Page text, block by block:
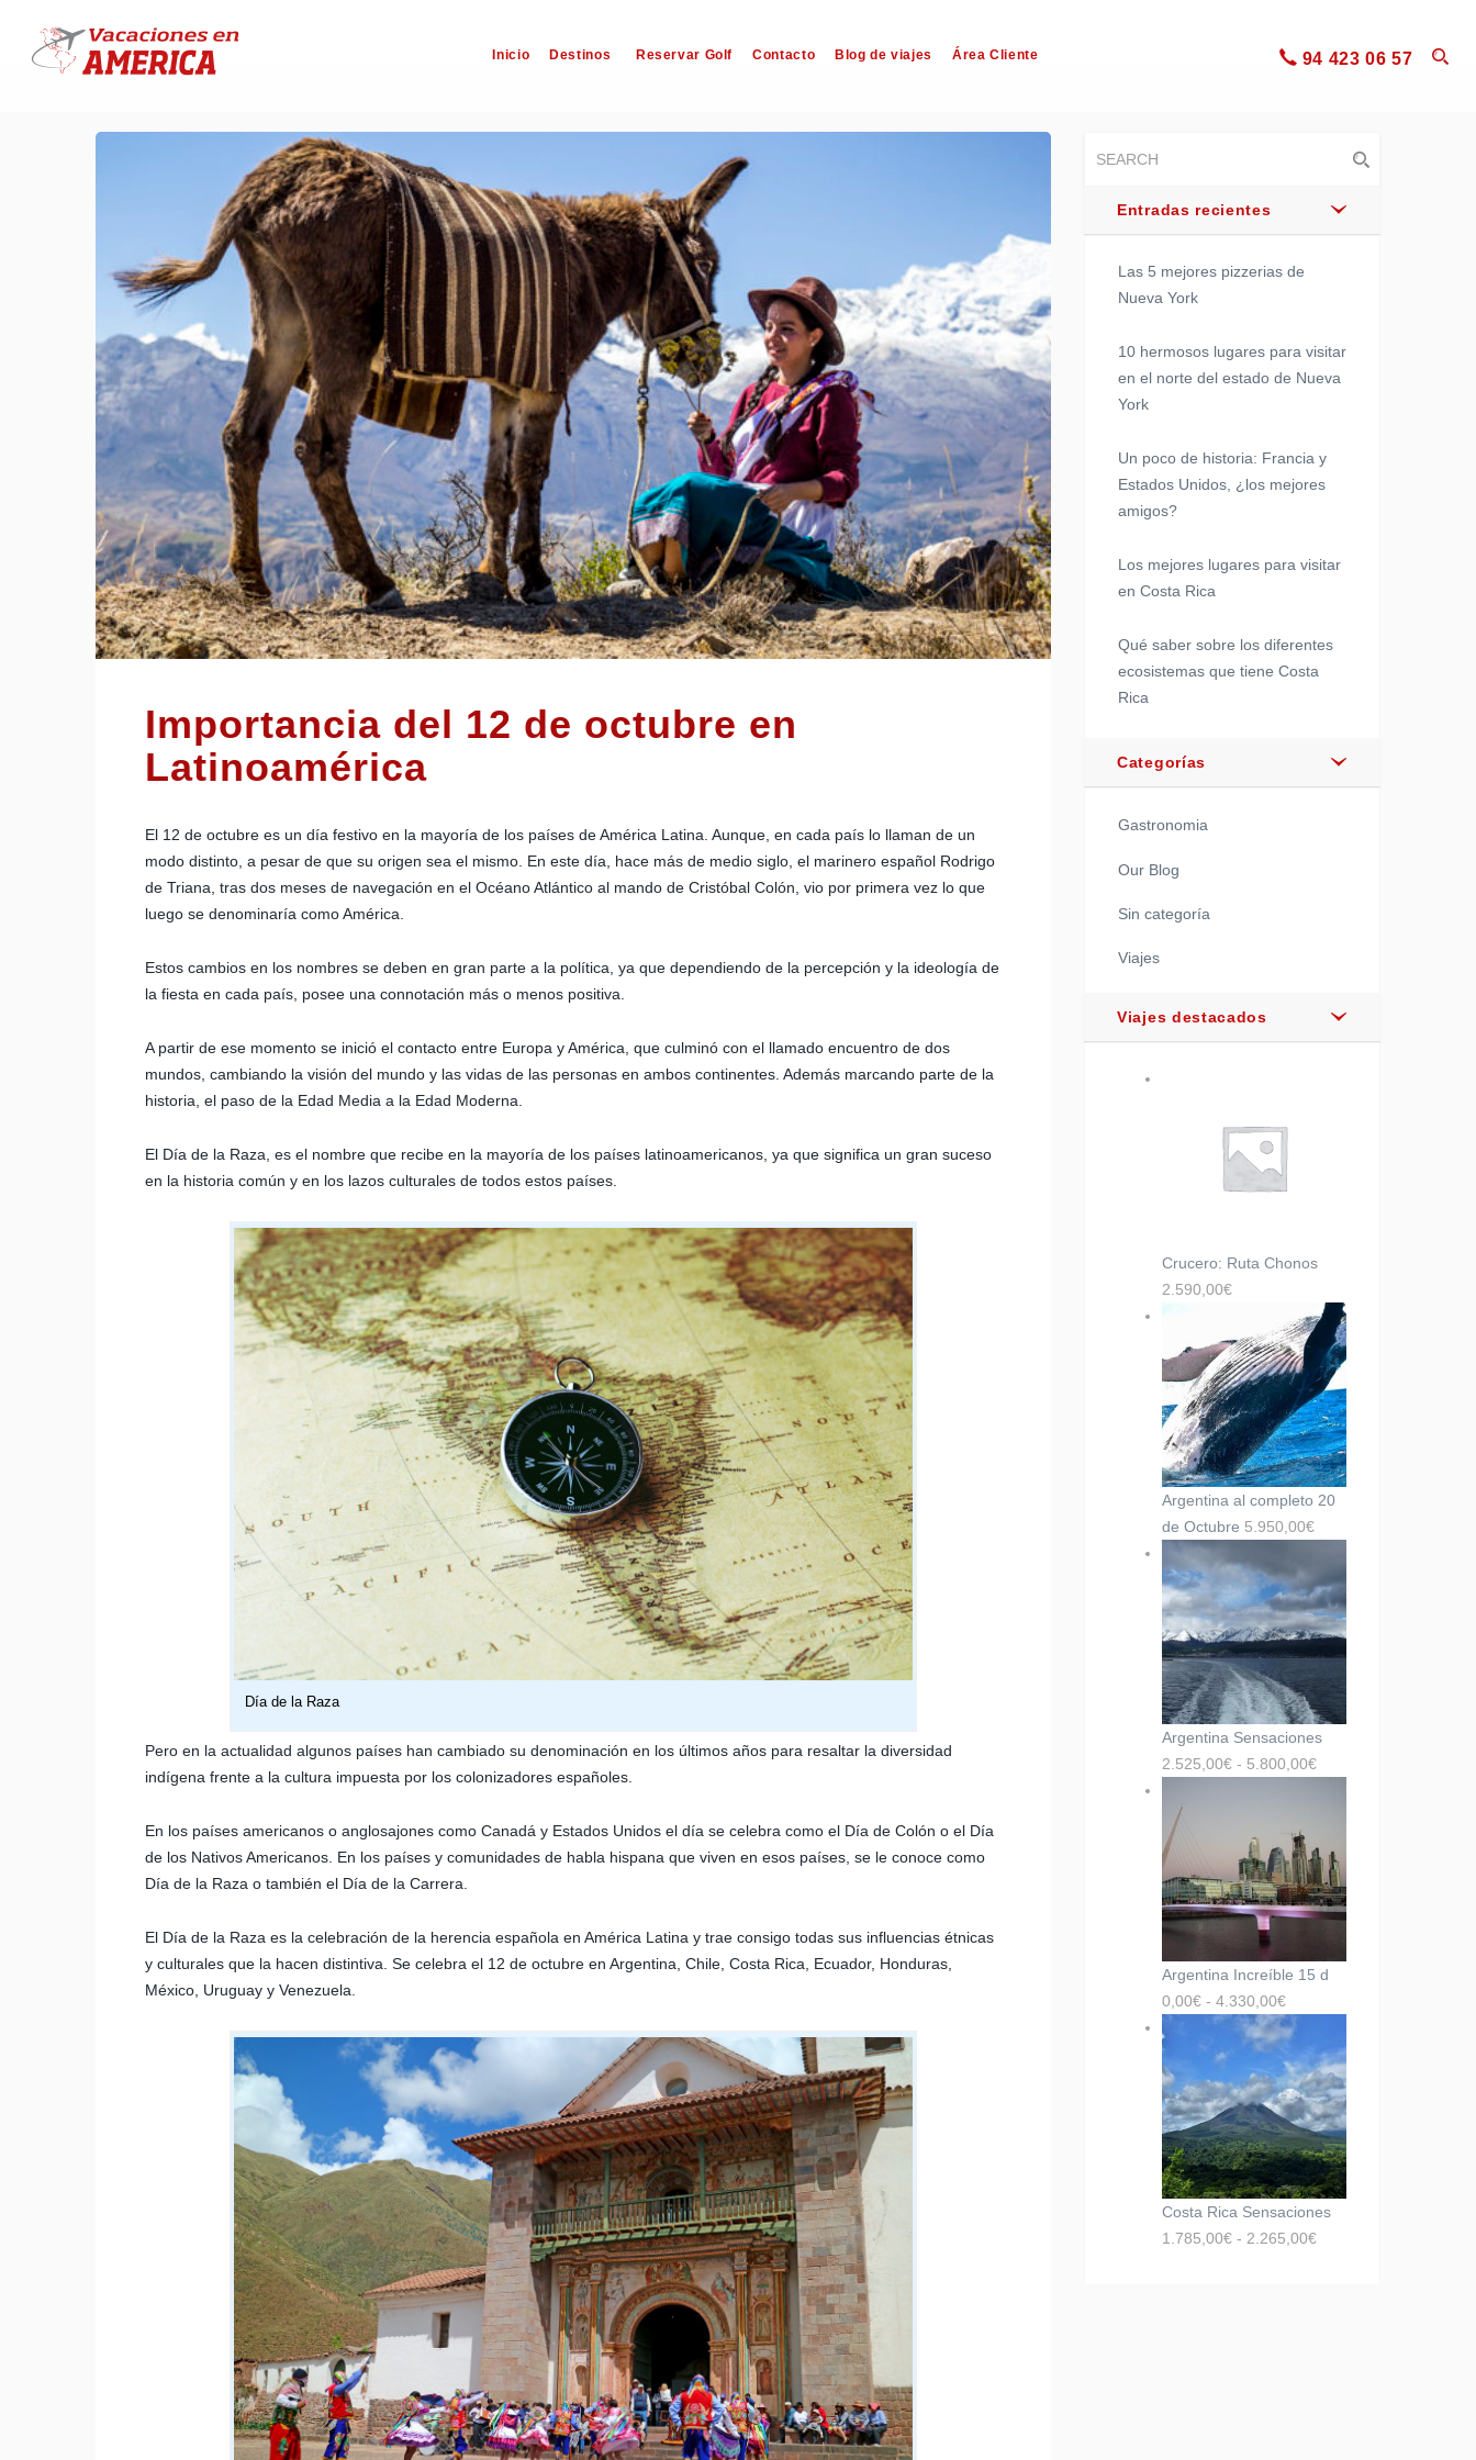
Inicio Destinos Reservar Golf Contacto Blog de viajes Área Cliente 94 423 06 57
Importancia del 12 de octubre en
Latinoamérica
El 12 de octubre es un día festivo en la mayoría de los países de América Latina. Aunque, en cada país lo llaman de un
modo distinto, a pesar de que su origen sea el mismo. En este día, hace más de medio siglo, el marinero español Rodrigo
de Triana, tras dos meses de navegación en el Océano Atlántico al mando de Cristóbal Colón, vio por primera vez lo que
luego se denominaría como América.
Estos cambios en los nombres se deben en gran parte a la política, ya que dependiendo de la percepción y la ideología de
la fiesta en cada país, posee una connotación más o menos positiva.
A partir de ese momento se inició el contacto entre Europa y América, que culminó con el llamado encuentro de dos
mundos, cambiando la visión del mundo y las vidas de las personas en ambos continentes. Además marcando parte de la
historia, el paso de la Edad Media a la Edad Moderna.
El Día de la Raza, es el nombre que recibe en la mayoría de los países latinoamericanos, ya que significa un gran suceso
en la historia común y en los lazos culturales de todos estos países.
Día de la Raza
Pero en la actualidad algunos países han cambiado su denominación en los últimos años para resaltar la diversidad
indígena frente a la cultura impuesta por los colonizadores españoles.
En los países americanos o anglosajones como Canadá y Estados Unidos el día se celebra como el Día de Colón o el Día
de los Nativos Americanos. En los países y comunidades de habla hispana que viven en esos países, se le conoce como
Día de la Raza o también el Día de la Carrera.
El Día de la Raza es la celebración de la herencia española en América Latina y trae consigo todas sus influencias étnicas
y culturales que la hacen distintiva. Se celebra el 12 de octubre en Argentina, Chile, Costa Rica, Ecuador, Honduras,
México, Uruguay y Venezuela.
Entradas recientes
Las 5 mejores pizzerias de
Nueva York
10 hermosos lugares para visitar
en el norte del estado de Nueva
York
Un poco de historia: Francia y
Estados Unidos, ¿los mejores
amigos?
Los mejores lugares para visitar
en Costa Rica
Qué saber sobre los diferentes
ecosistemas que tiene Costa
Rica
Categorías
Gastronomia
Our Blog
Sin categoría
Viajes
Viajes destacados
Crucero: Ruta Chonos
2.590,00€
Argentina al completo 20
de Octubre 5.950,00€
Argentina Sensaciones
2.525,00€ - 5.800,00€
Argentina Increíble 15 d
0,00€ - 4.330,00€
Costa Rica Sensaciones
1.785,00€ - 2.265,00€